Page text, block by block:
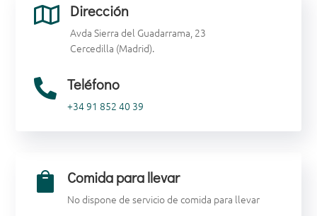
 Dirección
Avda Sierra del Guadarrama, 23
Cercedilla (Madrid).
 Teléfono
+34 91 852 40 39
 Comida para llevar
No dispone de servicio de comida para llevar